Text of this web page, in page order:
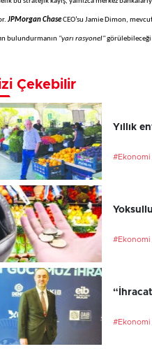
JPMorgan ChaseCEO’su Jamie Dimon,
bulundurmanın "yarı rasyonel"
Çekebilir
Yıllık
#Ekonomi
#Ekonomi
#Ekonomi